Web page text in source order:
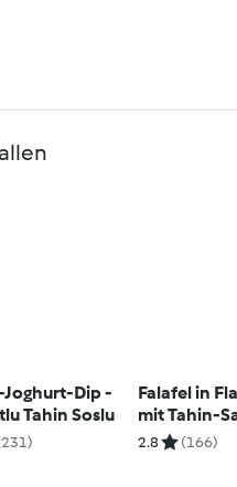
Joghurt-Dip -
Tahin Soslu
Falafel in
mit Tahin-
2.8 (166)